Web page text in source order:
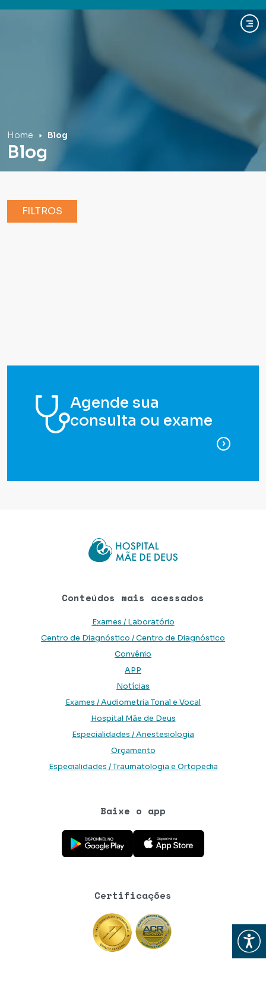
Abrir
Home Blog
Blog
FILTROS
Agende sua
consulta ou exame
para
Conteúdos mais acessados
Exames / Laboratório
Centro de Diagnóstico / Centro de Diagnóstico
Convênio
APP
Notícias
Exames / Audiometria Tonal e Vocal
Hospital Mãe de Deus
Especialidades / Anestesiologia
Orçamento
Especialidades / Traumatologia e Ortopedia
Baixe o app
Baixe o aplicativo na Google Play Store
Baixe o aplicativo na App Store
Certificações